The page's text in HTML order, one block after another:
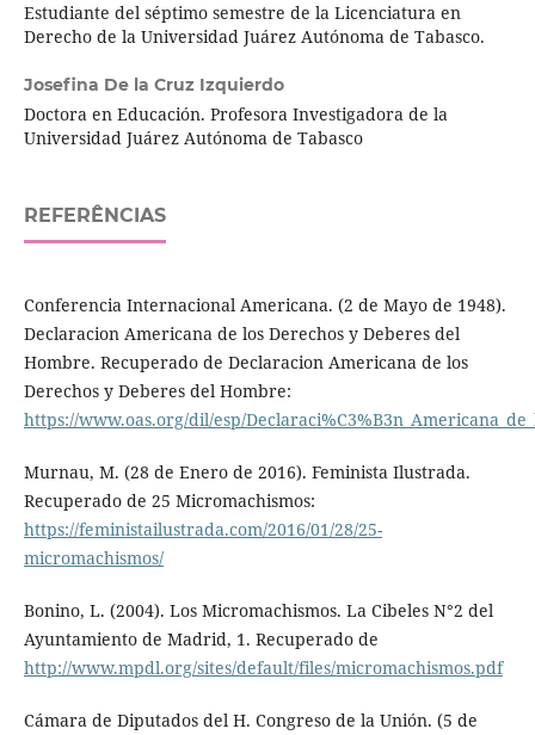
Estudiante del séptimo semestre de la Licenciatura en
Derecho de la Universidad Juárez Autónoma de Tabasco.
Josefina De la Cruz Izquierdo
Doctora en Educación. Profesora Investigadora de la
Universidad Juárez Autónoma de Tabasco
REFERÊNCIAS
Conferencia Internacional Americana. (2 de Mayo de 1948).
Declaracion Americana de los Derechos y Deberes del
Hombre. Recuperado de Declaracion Americana de los
Derechos y Deberes del Hombre:
https://www.oas.org/dil/esp/
Murnau, M. (28 de Enero de 2016). Feminista Ilustrada.
Recuperado de 25 Micromachismos:
https://feministailustrada.com/2016/01/28/25-
micromachismos/
Bonino, L. (2004). Los Micromachismos. La Cibeles N°2 del
Ayuntamiento de Madrid, 1. Recuperado de
http://www.mpdl.org/sites/default/files/micromachismos.pdf
Cámara de Diputados del H. Congreso de la Unión. (5 de